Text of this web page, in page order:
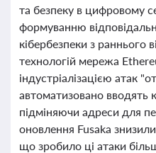
та безпеку в цифровому
формуванню
кібербезпеки з раннього
технологій мережа
індустріалізацією атак
автоматизовано вводять
підміняючи адреси для
оновлення Fusaka
що зробило ці атаки